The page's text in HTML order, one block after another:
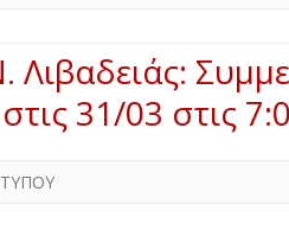
31/03 στις